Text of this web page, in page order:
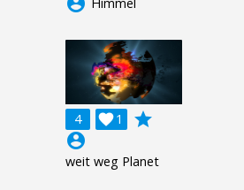
4 1

grade
account_circle
weit weg Planet